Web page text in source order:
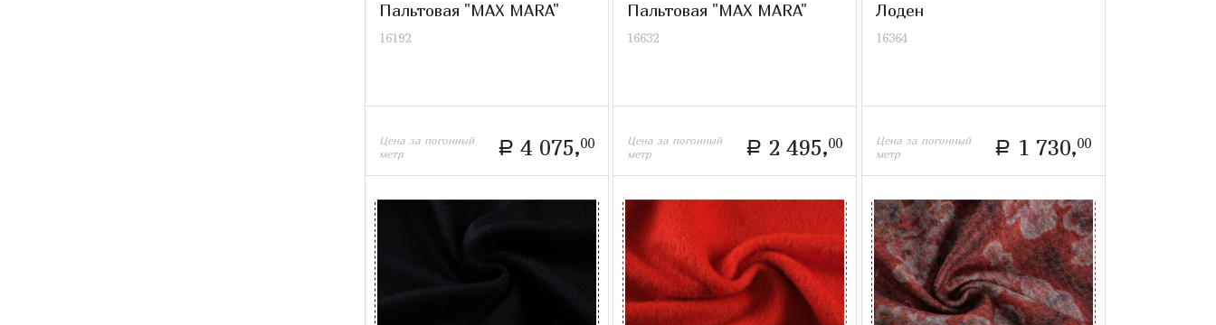
Пальтовая "MAX MARA"
16192
Цена за погонный
метр
a 4 075,00
Пальтовая "MAX MARA"
16632
Цена за погонный
метр
a 2 495,00
Лоден
16364
Цена за погонный
метр
a 1 730,00